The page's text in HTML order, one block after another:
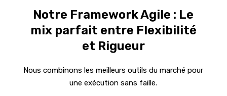
Notre Framework Agile : Le
mix parfait entre Flexibilité
et Rigueur
Nous combinons les meilleurs outils du marché pour
une exécution sans faille.